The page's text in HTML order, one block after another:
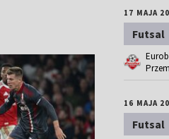
17 MAJA
Futsal
16 MAJA
Futsal